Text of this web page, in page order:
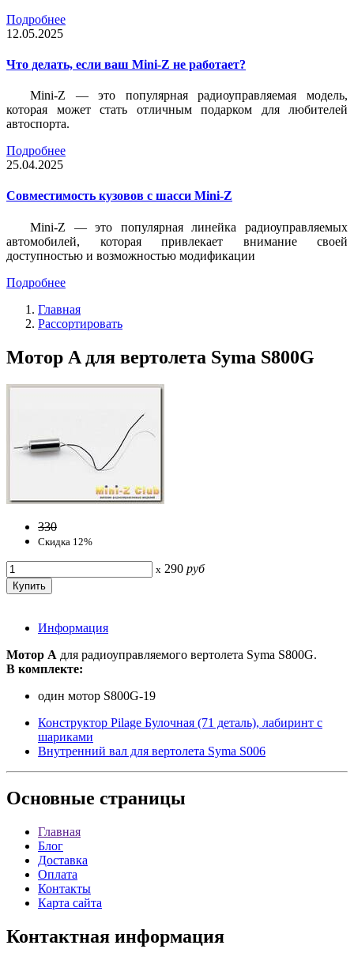
Подробнее
12.05.2025
Что делать, если ваш Mini-Z не работает?
Mini-Z — это популярная радиоуправляемая модель,
которая может стать отличным подарком для любителей
автоспорта.
Подробнее
25.04.2025
Совместимость кузовов с шасси Mini-Z
Mini-Z — это популярная линейка радиоуправляемых
автомобилей, которая привлекает внимание своей
доступностью и возможностью модификации
Подробнее
Главная
Рассортировать
Мотор A для вертолета Syma S800G
330
Скидка 12%
x 290 руб
Информация
Мотор А для радиоуправляемого вертолета Syma S800G.
В комплекте:
один мотор S800G-19
Конструктор Pilage Булочная (71 деталь), лабиринт с
шариками
Внутренний вал для вертолета Syma S006
Основные страницы
Главная
Блог
Доставка
Оплата
Контакты
Карта сайта
Контактная информация